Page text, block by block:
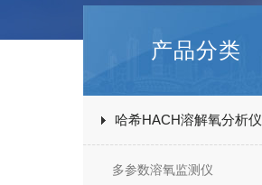
产品分类
哈希HACH溶解氧分析仪
多参数溶氧监测仪